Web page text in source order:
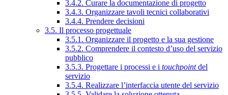
3.4.2. Curare la documentazione di progetto
3.4.3. Organizzare tavoli tecnici collaborativi
3.4.4. Prendere decisioni
3.5. Il processo progettuale
3.5.1. Organizzare il progetto e la sua gestione
3.5.2. Comprendere il contesto d’uso del servizio
pubblico
3.5.3. Progettare i processi e i touchpointdel
servizio
3.5.4. Realizzare l’interfaccia utente del servizio